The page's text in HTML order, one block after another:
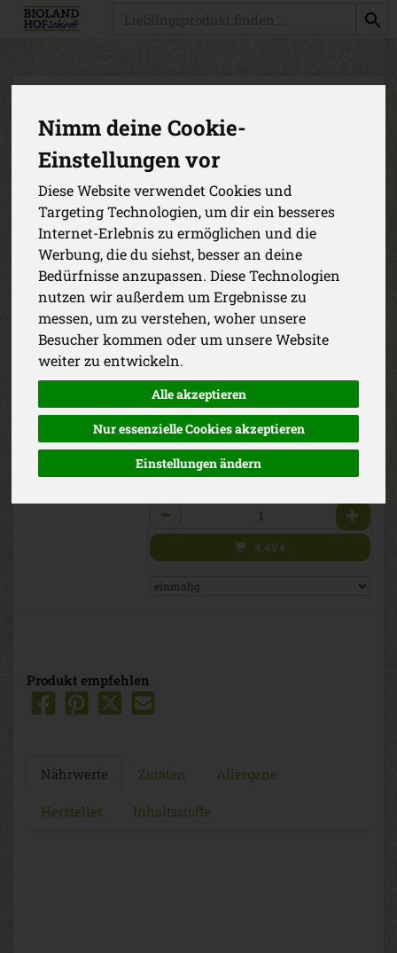
Nimm deine Cookie-
Einstellungen vor
Diese Website verwendet Cookies und
Targeting Technologien, um dir ein besseres
Internet-Erlebnis zu ermöglichen und die
Werbung, die du siehst, besser an deine
Bedürfnisse anzupassen. Diese Technologien
nutzen wir außerdem um Ergebnisse zu
messen, um zu verstehen, woher unsere
Besucher kommen oder um unsere Website
weiter zu entwickeln.
Alle akzeptieren
Nur essenzielle Cookies akzeptieren
Einstellungen ändern
Staudensellerie
Bioland
(4,49 € / Stück)
inkl. 7% MwSt.
St.
Anzahl
4,49 €
Produkt empfehlen
Nährwerte Zutaten Allergene
Hersteller Inhaltsstoffe